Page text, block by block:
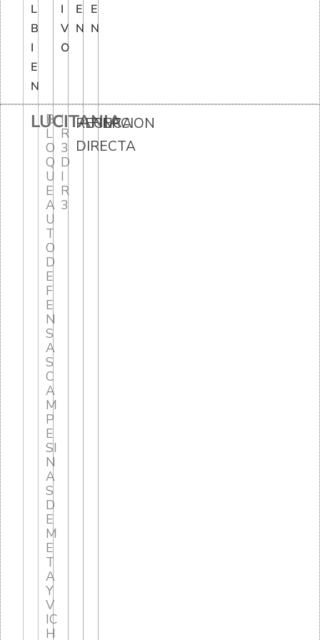
L
B
I
E
N
I
V
O
E
N
E
N
LUCITANIA
B
L
O
Q
U
E
A
U
T
O
D
E
F
E
N
S
A
S
C
A
M
P
E
SI
N
A
S
D
E
M
E
T
A
Y
V
IC
H
I
R
3
D
I
R
3
RECEPCION
DIRECTA
FINCA